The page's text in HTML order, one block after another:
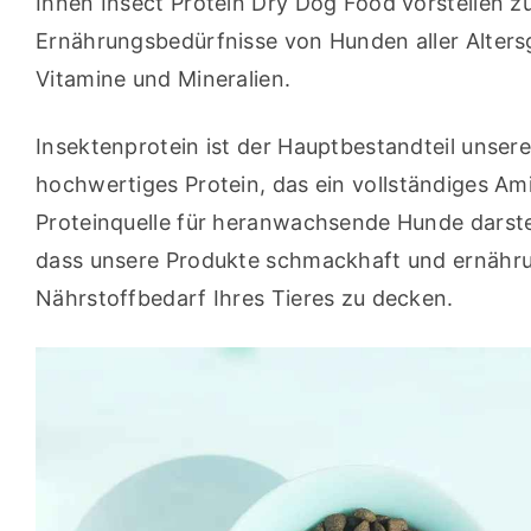
Ernährungsbedürfnisse von Hunden aller
Vitamine und Mineralien.
Insektenprotein ist der Hauptbestandteil
hochwertiges Protein, das ein vollständiges
Proteinquelle für heranwachsende Hunde
dass unsere Produkte schmackhaft und
Nährstoffbedarf Ihres Tieres zu decken.